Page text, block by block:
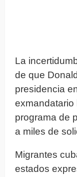
La
de que
presidencia
exmandatario
programa de
a miles de
Migrantes
estados